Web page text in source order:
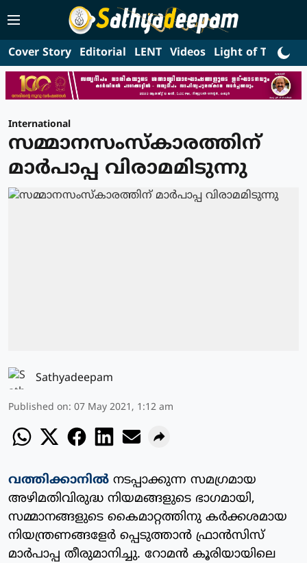
Cover Story Editorial LENT Videos Light of Truth
International
സമ്മാനസംസ്‌കാരത്തിന്
മാര്‍പാപ്പ വിരാമമിടുന്നു
Sathyadeepam
Published on: 07 May 2021, 1:12 am
വത്തിക്കാനില്‍ നടപ്പാക്കുന്ന സമഗ്രമായ
അഴിമതിവിരുദ്ധ നിയമങ്ങളുടെ ഭാഗമായി,
സമ്മാനങ്ങളുടെ കൈമാറ്റത്തിനു കര്‍ക്കശമായ
നിയന്ത്രണങ്ങളേര്‍ പ്പെടുത്താന്‍ ഫ്രാന്‍സിസ്
മാര്‍പാപ്പ തീരുമാനിച്ചു. റോമന്‍ കൂരിയായിലെ